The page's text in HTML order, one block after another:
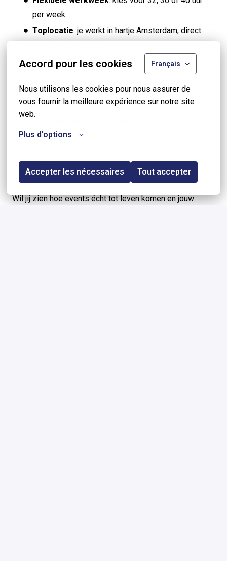
Accord pour les cookies Français
Nous utilisons les cookies pour nous assurer de
vous fournir la meilleure expérience sur notre site
web.
Plus d'options
Accepter les nécessaires Tout accepter
per week.
Toplocatie: je werkt in hartje Amsterdam, direct
MacBookin bruikleen zodat je alles hebt wat je
Gezellige teamactiviteiten: sluit elke donderdag
aan bij onze borrel en andere team momenten.
informele werkomgeving waar je jezelf kunt zijn,
groeien.
Wil jij zien hoe events écht tot leven komen en jouw